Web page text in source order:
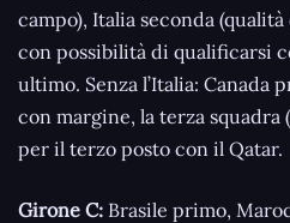
campo), Italia seconda
con possibilità di qualificarsi
ultimo. Senza l’Italia: Canada
con margine, la terza squadra
per il terzo posto con il Qatar.
Girone C: Brasile primo,